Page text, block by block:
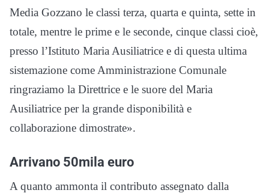
Media Gozzano le classi terza, quarta e quinta, sette in
totale, mentre le prime e le seconde, cinque classi cioè,
presso l’Istituto Maria Ausiliatrice e di questa ultima
sistemazione come Amministrazione Comunale
ringraziamo la Direttrice e le suore del Maria
Ausiliatrice per la grande disponibilità e
collaborazione dimostrate».
Arrivano 50mila euro
A quanto ammonta il contributo assegnato dalla